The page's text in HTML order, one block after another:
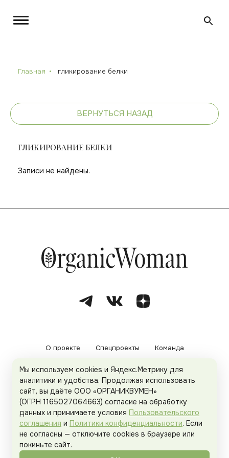
Главная гликирование белки
ВЕРНУТЬСЯ НАЗАД
ГЛИКИРОВАНИЕ БЕЛКИ
Записи не найдены.
О проекте Спецпроекты Команда
Рекламодателям Политика конфиденциальности
Пользовательское соглашение
Organicwoman.ru . Все права защищены.
Мы используем cookies и Яндекс.Метрику для
аналитики и удобства. Продолжая использовать
сайт, вы даёте ООО «ОРГАНИКВУМЕН»
(ОГРН 1165027064663) согласие на обработку
данных и принимаете условия Пользовательского
соглашения и Политики конфиденциальности. Если
не согласны — отключите cookies в браузере или
покиньте сайт.